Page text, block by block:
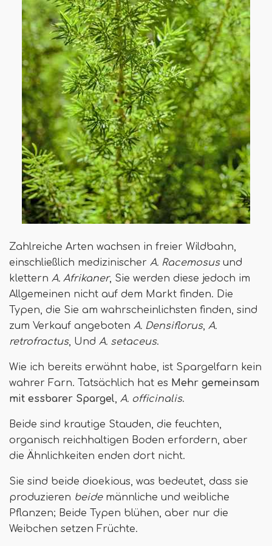
Zahlreiche Arten wachsen in freier Wildbahn,
einschließlich medizinischer A. Racemosusund
klettern A. Afrikaner, Sie werden diese jedoch im
Allgemeinen nicht auf dem Markt finden. Die
Typen, die Sie am wahrscheinlichsten finden, sind
zum Verkauf angeboten A. Densiflorus, A.
retrofractus, Und A. setaceus.
Wie ich bereits erwähnt habe, ist Spargelfarn kein
wahrer Farn. Tatsächlich hat es Mehr gemeinsam
mit essbarer Spargel, A. officinalis.
Beide sind krautige Stauden, die feuchten,
organisch reichhaltigen Boden erfordern, aber
die Ähnlichkeiten enden dort nicht.
Sie sind beide dioekious, was bedeutet, dass sie
produzieren beidemännliche und weibliche
Pflanzen; Beide Typen blühen, aber nur die
Weibchen setzen Früchte.